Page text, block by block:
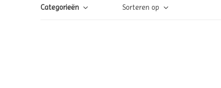
Categorieën Sorteren op